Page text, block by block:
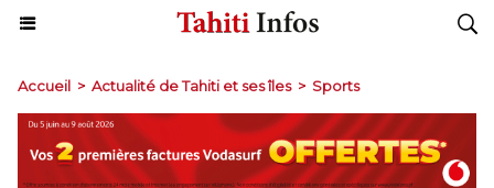
Accueil > Actualité de Tahiti et ses îles > Sports